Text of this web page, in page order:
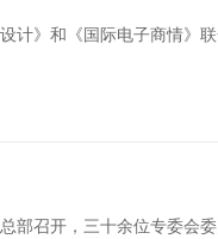
》和《国际电子商情》
部召开，三十余位专委会